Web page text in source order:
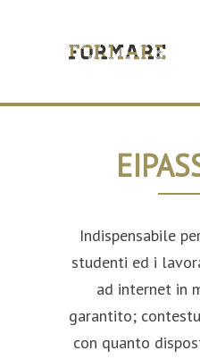
Indispensabile
studenti ed i
ad internet in
garantito;
con quanto